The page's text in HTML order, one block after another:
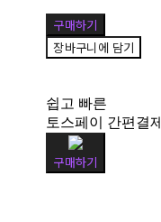
구매하기
장바구니에 담기
쉽고 빠른
토스페이 간편결제
구매하기